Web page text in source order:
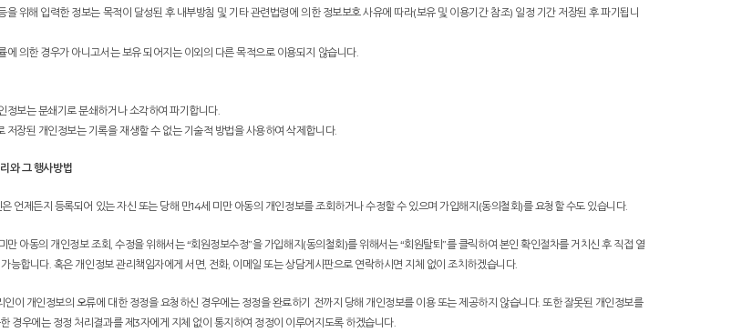
위해 입력한 정보는 목적이 달성된 후 내부방침 및 기타 관련법령에 의한 정보보호 사유에 따라(보유 및 이용기간 참조) 일정 기간 저장된 후 파기됩니
의한 경우가 아니고서는 보유 되어지는 이외의 다른 목적으로 이용되지 않습니다.
보는 분쇄기로 분쇄하거나 소각하여 파기합니다.
장된 개인정보는 기록을 재생할 수 없는 기술적 방법을 사용하여 삭제합니다.
와 그 행사방법
은 언제든지 등록되어 있는 자신 또는 당해 만14세 미만 아동의 개인정보를 조회하거나 수정할 수 있으며 가입해지(동의철회)를 요청할 수도 있습니다.
만 아동의 개인정보 조회, 수정을 위해서는 “회원정보수정”을 가입해지(동의철회)를 위해서는 “회원탈퇴”를 클릭하여 본인 확인절차를 거치신 후 직접 열
능합니다. 혹은 개인정보 관리책임자에게 서면, 전화, 이메일 또는 상담게시판으로 연락하시면 지체 없이 조치하겠습니다.
인이 개인정보의 오류에 대한 정정을 요청하신 경우에는 정정을 완료하기 전까지 당해 개인정보를 이용 또는 제공하지 않습니다. 또한 잘못된 개인정보를
경우에는 정정 처리결과를 제3자에게 지체 없이 통지하여 정정이 이루어지도록 하겠습니다.